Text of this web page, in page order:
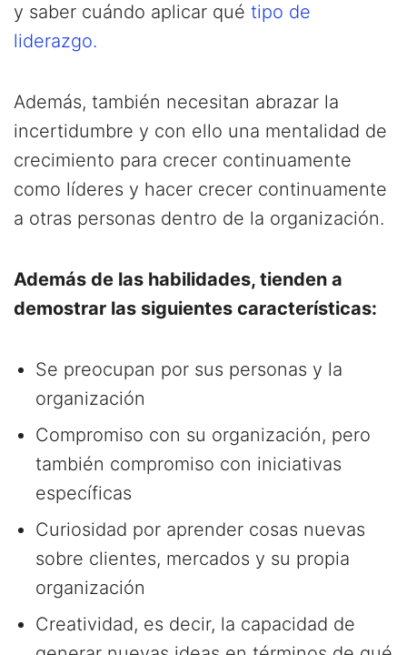
y saber cuándo aplicar qué tipo de
liderazgo.
Además, también necesitan abrazar la
incertidumbre y con ello una mentalidad de
crecimiento para crecer continuamente
como líderes y hacer crecer continuamente
a otras personas dentro de la organización.
Además de las habilidades, tienden a
demostrar las siguientes características:
Se preocupan por sus personas y la
organización
Compromiso con su organización, pero
también compromiso con iniciativas
específicas
Curiosidad por aprender cosas nuevas
sobre clientes, mercados y su propia
organización
Creatividad, es decir, la capacidad de